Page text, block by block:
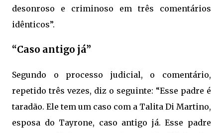
desonroso e criminoso em três comentários
idênticos”.
“Caso antigo já”
Segundo o processo judicial, o comentário,
repetido três vezes, diz o seguinte: “Esse padre é
taradão. Ele tem um caso com a Talita Di Martino,
esposa do Tayrone, caso antigo já. Esse padre